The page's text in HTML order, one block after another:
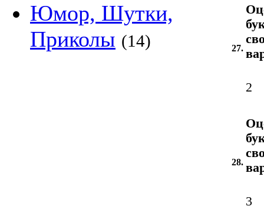
Юмор, Шутки,
Приколы (14) 27.
2
28.
3